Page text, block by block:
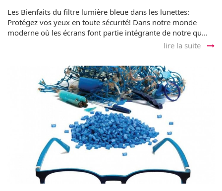
Les Bienfaits du filtre lumière bleue dans les lunettes:
Protégez vos yeux en toute sécurité! Dans notre monde
moderne où les écrans font partie intégrante de notre qu...
lire la suite